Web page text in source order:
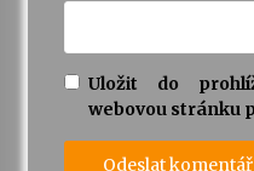
Uložit do
webovou stránku